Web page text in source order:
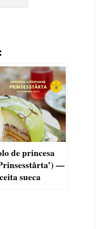
de princesa
—
sueca